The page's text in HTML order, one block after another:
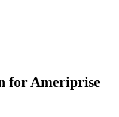
for Ameriprise